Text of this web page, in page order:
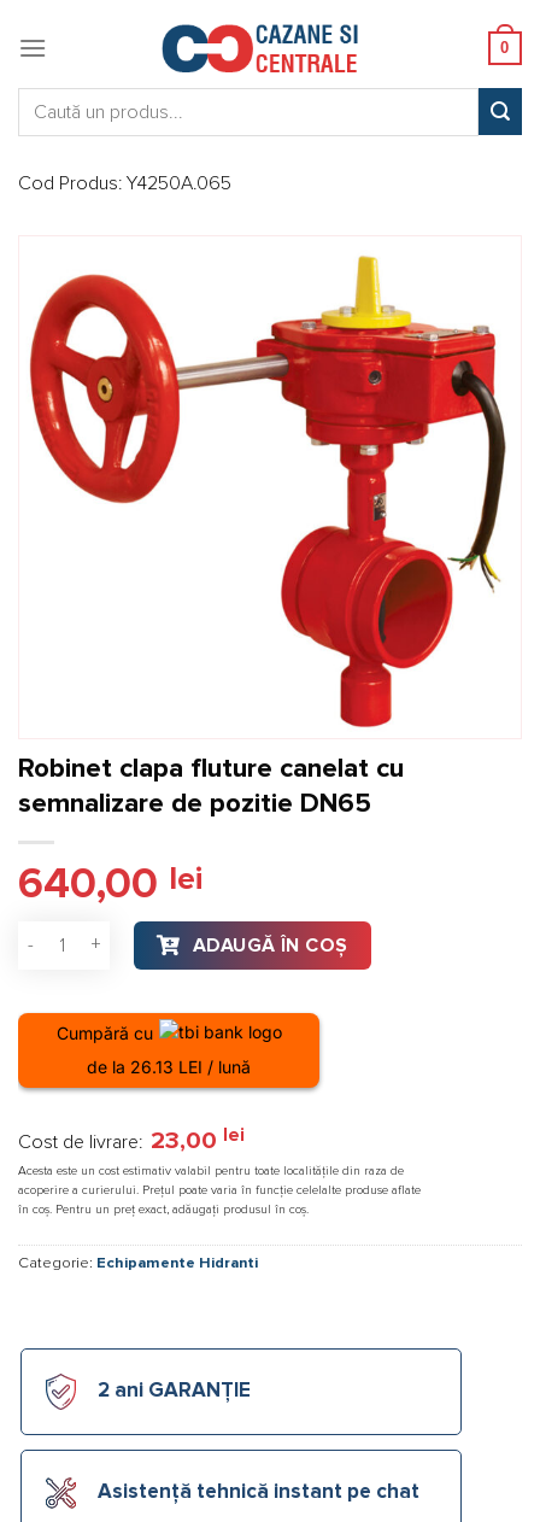
0
Cod Produs: Y4250A.065
Robinet clapa fluture canelat cu
semnalizare de pozitie DN65
640,00 lei
Cantitate Robinet clapa fluture canelat cu semnalizare de
ADAUGĂ ÎN COȘ
Cumpără cu
de la 26.13 LEI / lună
Cost de livrare: 23,00 lei
Acesta este un cost estimativ valabil pentru toate localitățile din raza de
acoperire a curierului. Prețul poate varia în funcție celelalte produse aflate
în coș. Pentru un preț exact, adăugați produsul în coș.
Categorie: Echipamente Hidranti
2 ani GARANȚIE
Asistență tehnică instant pe chat